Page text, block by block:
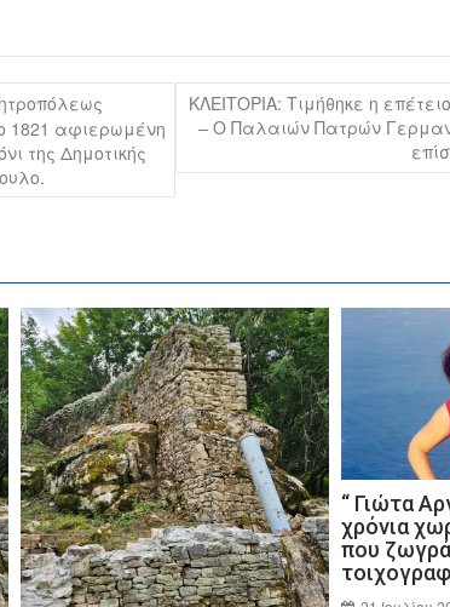
1821 αφιερωμένη
της Δημοτικής
ΚΛΕΙΤΟΡΙΑ: Τιμήθηκε η
– Ο Παλαιών Πατρών
“ Γιώτα
χρόνια
που